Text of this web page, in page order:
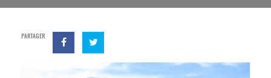
PARTAGER